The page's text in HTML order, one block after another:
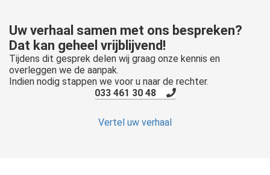
Uw verhaal samen met ons bespreken?
Dat kan geheel vrijblijvend!
Tijdens dit gesprek delen wij graag onze kennis en
overleggen we de aanpak.
Indien nodig stappen we voor u naar de rechter.
033 461 30 48
Vertel uw verhaal